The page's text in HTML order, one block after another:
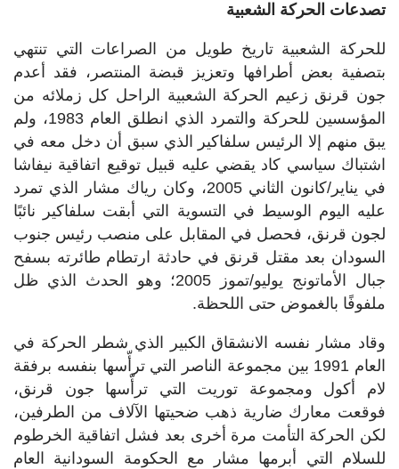
تصدعات الحركة الشعبية
للحركة الشعبية تاريخ طويل من الصراعات التي تنتهي
بتصفية بعض أطرافها وتعزيز قبضة المنتصر، فقد أعدم
جون قرنق زعيم الحركة الشعبية الراحل كل زملائه من
المؤسسين للحركة والتمرد الذي انطلق العام 1983، ولم
يبق منهم إلا الرئيس سلفاكير الذي سبق أن دخل معه في
اشتباك سياسي كاد يقضي عليه قبيل توقيع اتفاقية نيفاشا
في يناير/كانون الثاني 2005، وكان رياك مشار الذي تمرد
عليه اليوم الوسيط في التسوية التي أبقت سلفاكير نائبًا
لجون قرنق، فحصل في المقابل على منصب رئيس جنوب
السودان بعد مقتل قرنق في حادثة ارتطام طائرته بسفح
جبال الأماتونج يوليو/تموز 2005؛ وهو الحدث الذي ظل
ملفوفًا بالغموض حتى اللحظة.
وقاد مشار نفسه الانشقاق الكبير الذي شطر الحركة في
العام 1991 بين مجموعة الناصر التي ترأّسها بنفسه برفقة
لام أكول ومجموعة توريت التي ترأّسها جون قرنق،
فوقعت معارك ضارية ذهب ضحيتها الآلاف من الطرفين،
لكن الحركة التأمت مرة أخرى بعد فشل اتفاقية الخرطوم
للسلام التي أبرمها مشار مع الحكومة السودانية العام